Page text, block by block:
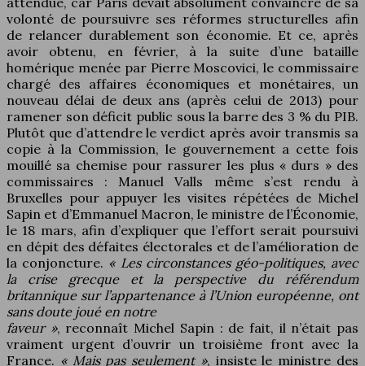
volonté de poursuivre ses réformes structurelles afin
de relancer durablement son économie. Et ce, après
avoir obtenu, en février, à la suite d’une bataille
homérique menée par Pierre Moscovici, le commissaire
chargé des affaires économiques et monétaires, un
nouveau délai de deux ans (après celui de 2013) pour
ramener son déficit public sous la barre des 3 % du PIB.
Plutôt que d’attendre le verdict après avoir transmis sa
copie à la Commission, le gouvernement a cette fois
mouillé sa chemise pour rassurer les plus « durs » des
commissaires : Manuel Valls même s’est rendu à
Bruxelles pour appuyer les visites répétées de Michel
Sapin et d’Emmanuel Macron, le ministre de l’Économie,
le 18 mars, afin d’expliquer que l’effort serait poursuivi
en dépit des défaites électorales et de l’amélioration de
la conjoncture. « Les circonstances géo-politiques, avec
la crise grecque et la perspective du référendum
britannique sur l’appartenance à l’Union européenne, ont
sans doute joué en notre
faveur », reconnaît Michel Sapin : de fait, il n’était pas
vraiment urgent d’ouvrir un troisième front avec la
France. « Mais pas seulement », insiste le ministre des